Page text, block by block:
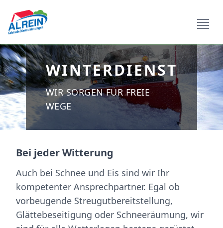
Open
WINTERDIENST
WIR SORGEN FÜR FREIE
WEGE
Bei jeder Witterung
Auch bei Schnee und Eis sind wir Ihr
kompetenter Ansprechpartner. Egal ob
vorbeugende Streugutbereitstellung,
Glättebeseitigung oder Schneeräumung, wir